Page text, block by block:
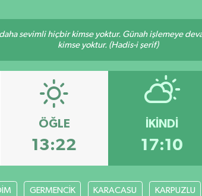
sevimli hiçbir kimse yoktur. Günah işlemeye
kimse yoktur. (Hadis-i şerif)
ÖĞLE
13:22
İKINDI
17:10
GERMENCİK KARACASU KARPUZLU